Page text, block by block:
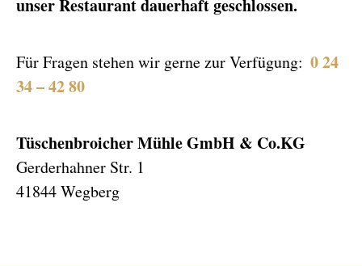
unser Restaurant dauerhaft geschlossen.
Für Fragen stehen wir gerne zur Verfügung: 0 24
34 – 42 80
Tüschenbroicher Mühle GmbH & Co.KG
Gerderhahner Str. 1
41844 Wegberg